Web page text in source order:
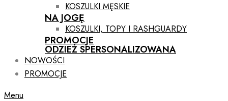
KOSZULKI MĘSKIE
NA JOGĘ
KOSZULKI, TOPY I RASHGUARDY
PROMOCJE
ODZIEŻ SPERSONALIZOWANA
NOWOŚCI
PROMOCJE
Menu